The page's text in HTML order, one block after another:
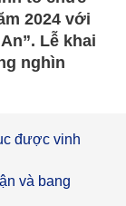
2024 với
Lễ khai
nghìn
được vinh
và bang